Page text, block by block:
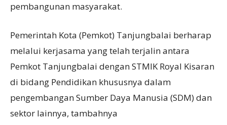
pembangunan masyarakat.
Pemerintah Kota (Pemkot) Tanjungbalai berharap
melalui kerjasama yang telah terjalin antara
Pemkot Tanjungbalai dengan STMIK Royal Kisaran
di bidang Pendidikan khususnya dalam
pengembangan Sumber Daya Manusia (SDM) dan
sektor lainnya, tambahnya